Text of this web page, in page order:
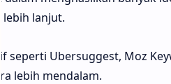
lebih lanjut.
seperti Ubersuggest, Moz
lebih mendalam.